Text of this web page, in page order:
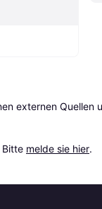
externen Quellen
Bitte melde sie hier.